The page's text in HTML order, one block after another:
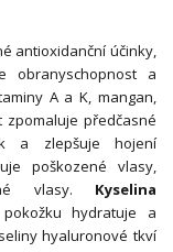
antioxidanční účinky,
obranyschopnost a
A a K, mangan,
předčasné
a zlepšuje hojení
poškozené vlasy,
vlasy. Kyselina
hydratuje a
hyaluronové tkví